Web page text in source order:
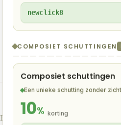
newclick8
COMPOSIET SCHUTTINGEN
Composiet schuttingen
Een unieke schutting zonder
10% korting
Eenvoudigere montage